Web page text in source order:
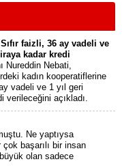
faizli, 36 ay vadeli ve
kadar kredi
Nureddin Nebati,
kadın kooperatiflerine
vadeli ve 1 yıl geri
verileceğini açıkladı.
Ne yaptıysa
başarılı bir insan
olan sadece